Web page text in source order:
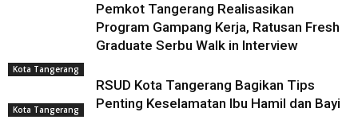
Kota Tangerang
Pemkot Tangerang Realisasikan
Program Gampang Kerja, Ratusan Fresh
Graduate Serbu Walk in Interview
Kota Tangerang
RSUD Kota Tangerang Bagikan Tips
Penting Keselamatan Ibu Hamil dan Bayi